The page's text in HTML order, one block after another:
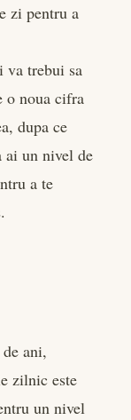
zi pentru a
va trebui sa
o noua cifra
dupa ce
ai un nivel de
a te
ani,
zilnic este
un nivel